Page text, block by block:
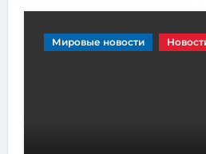
Мировые новости